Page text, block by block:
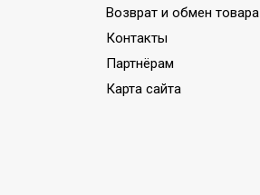
Возврат и обмен товара
Контакты
Партнёрам
Карта сайта